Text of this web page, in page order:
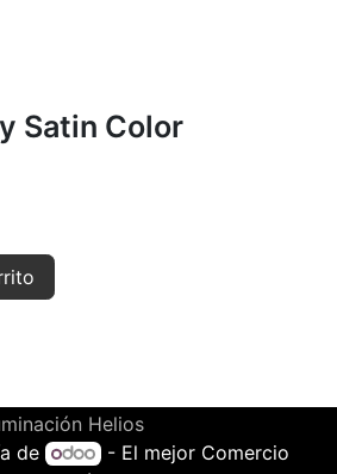
Satin Color
Helios
de
- El mejor Comercio